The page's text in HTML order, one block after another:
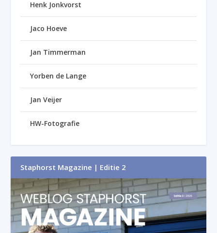
Henk Jonkvorst
Jaco Hoeve
Jan Timmerman
Yorben de Lange
Jan Veijer
HW-Fotografie
Staphorst Magazine | Editie 2